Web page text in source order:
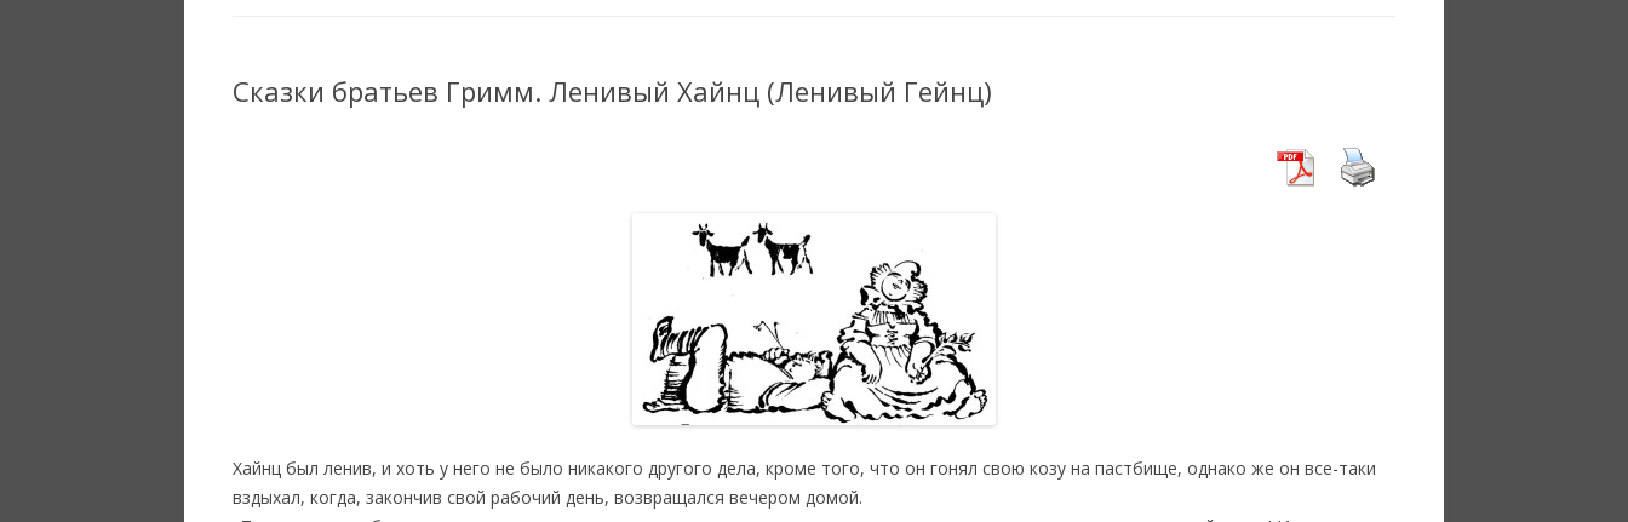
Сказки братьев Гримм. Ленивый Хайнц (Ленивый Гейнц)
Хайнц был ленив, и хоть у него не было никакого другого дела, кроме того, что он гонял свою козу на пастбище, однако же он все-таки
вздыхал, когда, закончив свой рабочий день, возвращался вечером домой.